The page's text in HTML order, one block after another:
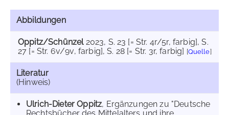
Abbildungen
Oppitz/Schünzel2023, S. 23 [= Str. 4r/5r, farbig], S.
27 [= Str. 6v/9v, farbig], S. 28 [= Str. 3r, farbig] [Quelle]
Literatur
(Hinweis)
Ulrich-Dieter Oppitz, Ergänzungen zu "Deutsche